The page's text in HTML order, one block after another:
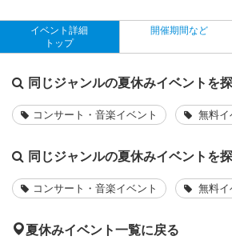
イベント詳細
トップ
開催期間など
同じジャンルの夏休みイベントを
コンサート・音楽イベント 無料イ
同じジャンルの夏休みイベントを探
コンサート・音楽イベント 無料イ
夏休みイベント一覧に戻る